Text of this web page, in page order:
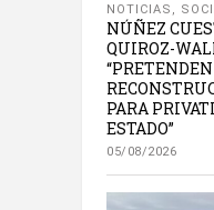
NOTICIAS ,
NÚÑEZ
QUIROZ-
PARA
ESTADO”
05/08/2026